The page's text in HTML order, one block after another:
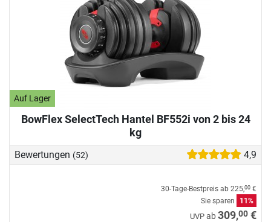
Auf Lager
BowFlex SelectTech Hantel BF552i von 2 bis 24
kg
Bewertungen (52) 4,9
30-Tage-Bestpreis ab 225,00 €
Sie sparen
11%
UVP ab309,00 €